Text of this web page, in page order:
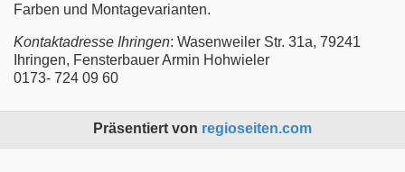
Farben und Montagevarianten.
Kontaktadresse Ihringen: Wasenweiler Str. 31a, 79241
Ihringen, Fensterbauer Armin Hohwieler
0173- 724 09 60
Präsentiert von regioseiten.com